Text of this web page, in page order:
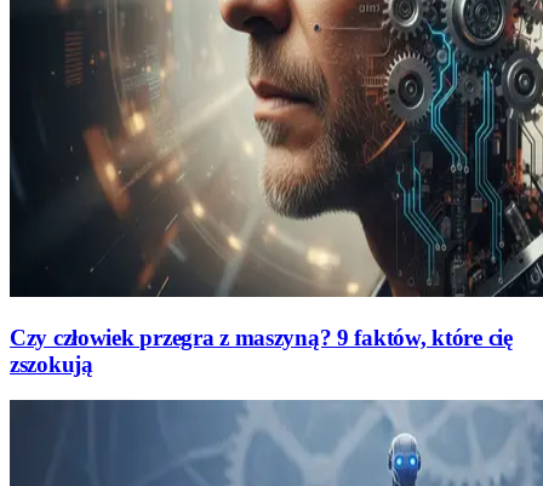
Czy człowiek przegra z maszyną? 9 faktów, które cię
zszokują